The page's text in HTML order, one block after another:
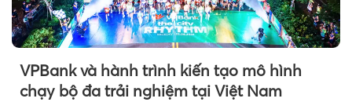
VPBank và hành trình kiến tạo mô hình
chạy bộ đa trải nghiệm tại Việt Nam